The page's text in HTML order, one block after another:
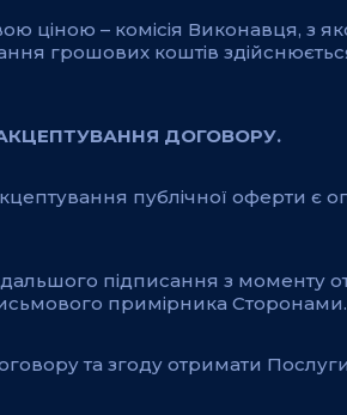
ціною – комісія Виконавця, з
грошових коштів
АКЦЕПТУВАННЯ ДОГОВОРУ.
публічної оферти є
підписання з моменту
примірника Сторонами.
та згоду отримати